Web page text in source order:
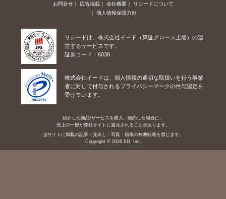
お問合せ 広告掲載 会社概要
リシードについて
個人情報保護方針
リシードは、株式会社イード（東証グロース上場）の運
営するサービスです。
証券コード：6038
株式会社イードは、個人情報の適切な取扱いを行う事業
者に対して付与されるプライバシーマークの付与認定を
受けています。
紹介した商品/サービスを購入、契約した場合に、
売上の一部が弊社サイトに還元されることがあります。
当サイトに掲載の記事・見出し・写真・画像の無断転載を禁じます。
Copyright © 2026 IID, Inc.